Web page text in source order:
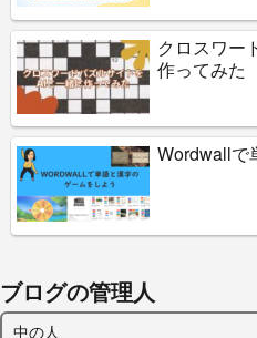
クロスワー
作ってみた
Wordwallで
ブログの管理人
中の人